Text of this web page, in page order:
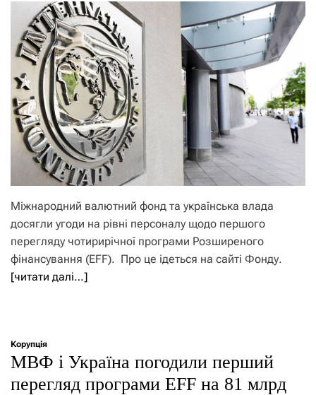
Міжнародний валютний фонд та українська влада
досягли угоди на рівні персоналу щодо першого
перегляду чотирирічної програми Розширеного
фінансування (EFF). Про це ідеться на сайті Фонду.
[читати далі…]
Корупція
МВФ і Україна погодили перший
перегляд програми EFF на 81 млрд